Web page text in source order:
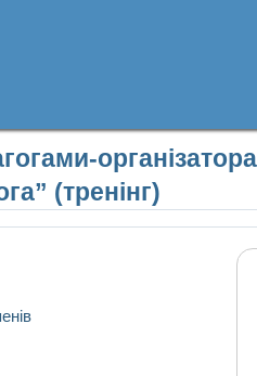
(тренінг)